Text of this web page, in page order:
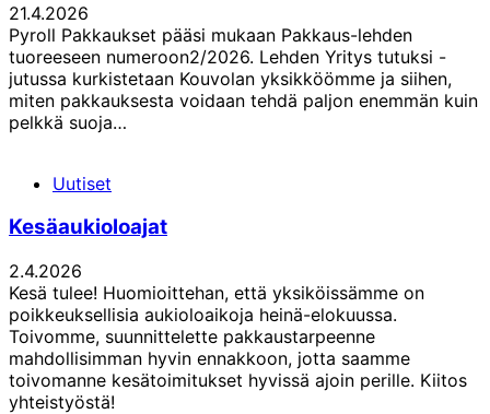
21.4.2026
Pyroll Pakkaukset pääsi mukaan Pakkaus-lehden
tuoreeseen numeroon2/2026. Lehden Yritys tutuksi -
jutussa kurkistetaan Kouvolan yksikköömme ja siihen,
miten pakkauksesta voidaan tehdä paljon enemmän kuin
pelkkä suoja…
Uutiset
Kesäaukioloajat
2.4.2026
Kesä tulee! Huomioittehan, että yksiköissämme on
poikkeuksellisia aukioloaikoja heinä-elokuussa.
Toivomme, suunnittelette pakkaustarpeenne
mahdollisimman hyvin ennakkoon, jotta saamme
toivomanne kesätoimitukset hyvissä ajoin perille. Kiitos
yhteistyöstä!